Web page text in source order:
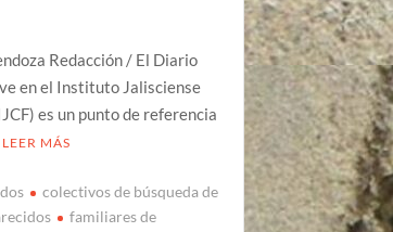
Redacción / El Diario
en el Instituto Jalisciense
es un punto de referencia
LEER MÁS
colectivos de búsqueda de
familiares de